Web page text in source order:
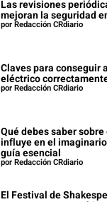
Las revisiones
mejoran la seguridad
por Redacción CRdiario
Claves para conseguir
eléctrico
por Redacción CRdiario
Qué debes saber
influye en el
guía esencial
por Redacción CRdiario
El Festival de